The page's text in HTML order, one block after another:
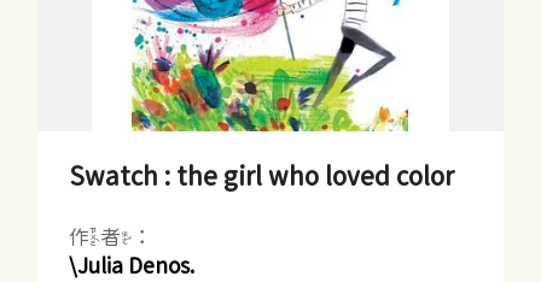
Swatch : the girl who loved color
作者：
\Julia Denos.